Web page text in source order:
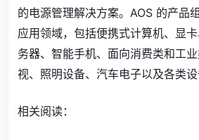
的电源管理解决方案。AOS 的产品
应用领域，包括便携式计算机、显
务器、智能手机、面向消费类和工
视、照明设备、汽车电子以及各类设
相关阅读：